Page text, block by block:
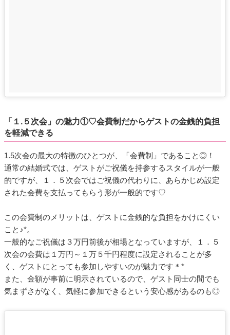
「１.５次会」の魅力①♡会費制だからゲストの金銭的負担
を軽減できる
1.5次会の最大の特徴のひとつが、「会費制」であること◎！
通常の結婚式では、ゲストがご祝儀を持参するスタイルが一般
的ですが、１．５次会ではご祝儀の代わりに、あらかじめ設定
された会費を支払ってもらう形が一般的です♡
この会費制のメリットは、ゲストに金銭的な負担をかけにくい
こと♪*。
一般的なご祝儀は３万円前後が相場となっていますが、１．５
次会の会費は１万円～１万５千円程度に設定されることが多
く、ゲストにとっても参加しやすいのが魅力です＊*
また、金額が事前に明示されているので、ゲスト同士の間でも
気まずさがなく、気軽に参加できるという安心感があるのも◎